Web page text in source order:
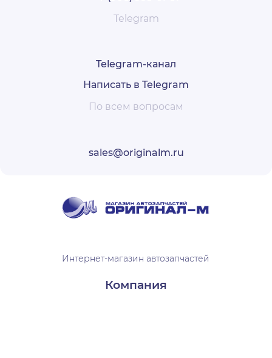
Telegram
Telegram-канал
Написать в Telegram
По всем вопросам
sales@originalm.ru
Интернет-магазин автозапчастей
Компания